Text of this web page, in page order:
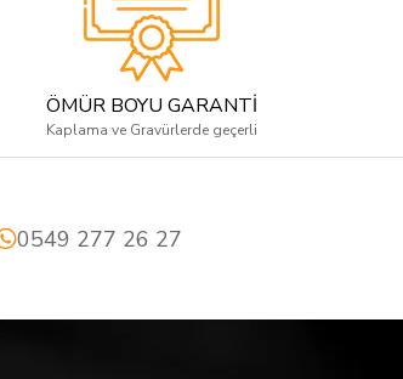
ÖMÜR BOYU GARANTİ
Kaplama ve Gravürlerde geçerli
0549 277 26 27